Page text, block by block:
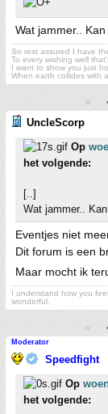
Wat jammer..
So rest assured I have
To every wishing well
I want to show you just
When earth collides with
UncleScorp
Op
het volgende:
[..]
Wat jammer..
Eventjes niet
Dit forum is een
Maar mocht ik
I understand how you
wonderful.
Moderator
Speedfight
Op
het volgende: